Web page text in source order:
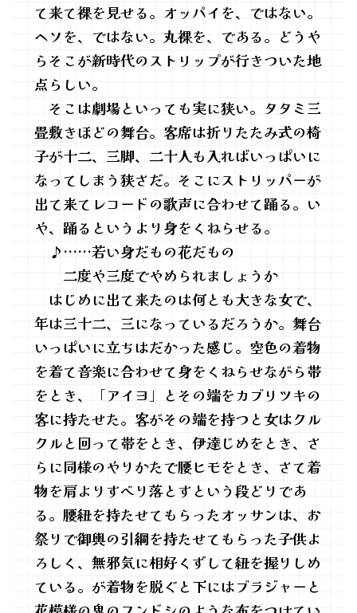
て来て裸を見せる。オッパイを、ではない。
ヘソを、ではない。丸裸を、である。どうや
らそこが新時代のストリップが行きついた地
点らしい。
そこは劇場といっても実に狭い。タタミ三
畳敷きほどの舞台。客席は折りたたみ式の椅
子が十二、三脚、二十人も入ればいっぱいに
なってしまう狭さだ。そこにストリッパーが
出て来てレコードの歌声に合わせて踊る。い
や、踊るというより身をくねらせる。
♪……若い身だもの花だもの
二度や三度でやめられましょうか
はじめに出て来たのは何とも大きな女で、
年は三十二、三になっているだろうか。舞台
いっぱいに立ちはだかった感じ。空色の着物
を着て音楽に合わせて身をくねらせながら帯
をとき、「アイヨ」とその端をカブリツキの
客に持たせた。客がその端を持つと女はクル
クルと回って帯をとき、伊達じめをとき、さ
らに同様のやりかたで腰ヒモをとき、さて着
物を肩よりすべり落とすという段どりであ
る。腰紐を持たせてもらったオッサンは、お
祭りで御輿の引綱を持たせてもらった子供よ
ろしく、無邪気に相好くずして紐を握りしめ
ている。が着物を脱ぐと下にはブラジャーと